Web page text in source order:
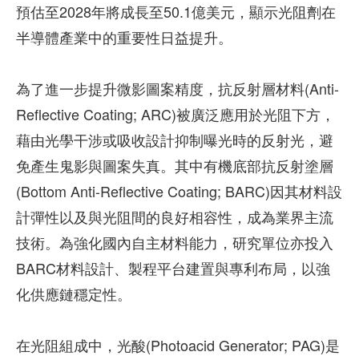
預估至2028年將成長至50.1億美元，顯示光阻劑在
半導體產業中的重要性日益提升。
為了進一步提升微影圖案精度，抗反射層材料(Anti-
Reflective Coating; ARC)被廣泛應用於光阻下方，
藉由光學干涉或吸收設計抑制曝光時的反射光，避
免產生鬼影與圖案失真。其中有機底部抗反射塗層
(Bottom Anti-Reflective Coating; BARC)因其材料設
計彈性以及與光阻間的良好相容性，成為業界主流
技術。為強化國內自主材料能力，研究單位亦投入
BARC材料設計、製程平台建置與專利布局，以強
化供應鏈穩定性。
在光阻組成中，光酸(Photoacid Generator; PAG)是